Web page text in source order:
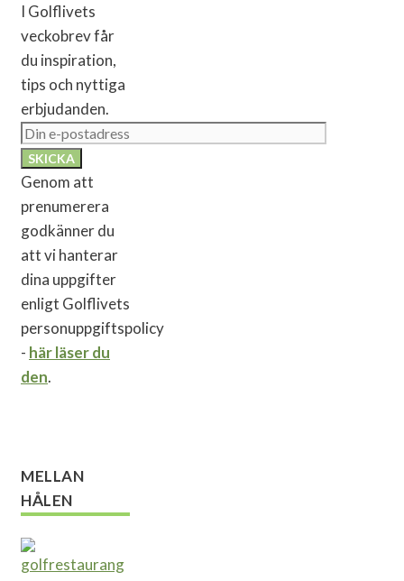
I Golflivets
veckobrev får
du inspiration,
tips och nyttiga
erbjudanden.
Genom att
prenumerera
godkänner du
att vi hanterar
dina uppgifter
enligt Golflivets
personuppgiftspolicy
- här läser du
den.
MELLAN
HÅLEN